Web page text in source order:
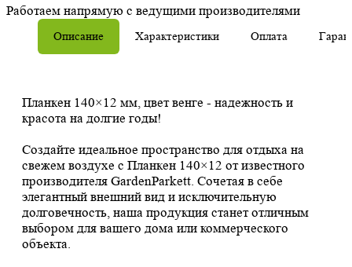
Работаем напрямую с ведущими производителями
Описание Характеристики Оплата
Планкен 140×12 мм, цвет венге - надежность и
красота на долгие годы!
Создайте идеальное пространство для отдыха на
свежем воздухе с Планкен 140×12 от известного
производителя GardenParkett. Сочетая в себе
элегантный внешний вид и исключительную
долговечность, наша продукция станет отличным
выбором для вашего дома или коммерческого
объекта.